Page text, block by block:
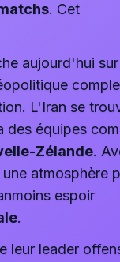
. Cet
aujourd'hui sur
L'Iran se
des équipes
Zélande.
atmosphère
espoir
.
leur leader